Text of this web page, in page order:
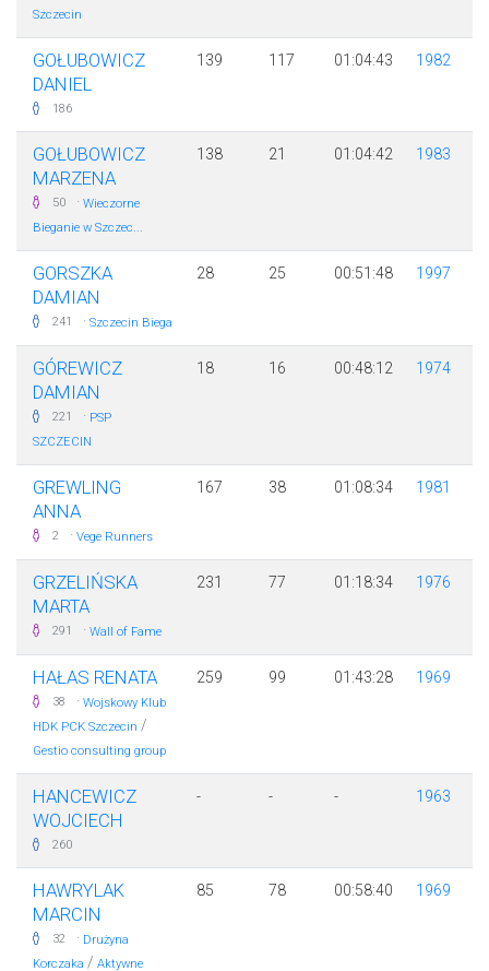
Szczecin
GOŁUBOWICZ
DANIEL
186
139 117 01:04:43 1982
GOŁUBOWICZ
MARZENA
50 · Wieczorne
Bieganie w Szczec...
138 21 01:04:42 1983
GORSZKA
DAMIAN
241 · Szczecin Biega
28 25 00:51:48 1997
GÓREWICZ
DAMIAN
221 · PSP
SZCZECIN
18 16 00:48:12 1974
GREWLING
ANNA
2 · Vege Runners
167 38 01:08:34 1981
GRZELIŃSKA
MARTA
291 · Wall of Fame
231 77 01:18:34 1976
HAŁAS RENATA
38 · Wojskowy Klub
HDK PCK Szczecin /
Gestio consulting group
259 99 01:43:28 1969
HANCEWICZ
WOJCIECH
260
- - - 1963
HAWRYLAK
MARCIN
32 · Drużyna
Korczaka / Aktywne
85 78 00:58:40 1969